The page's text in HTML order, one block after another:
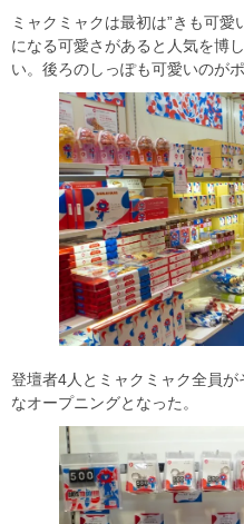
ミャクミャクは最初は”きも可
になる可愛さがあると人気を博
い。後ろのしっぽも可愛いのがポ
登壇者4人とミャクミャク全員
なオープニングとなった。